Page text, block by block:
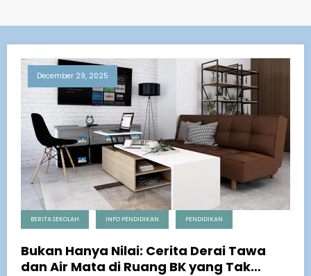
December 29, 2025
BERITA SEKOLAH INFO PENDIDIKAN PENDIDIKAN
Bukan Hanya Nilai: Cerita Derai Tawa
dan Air Mata di Ruang BK yang Tak